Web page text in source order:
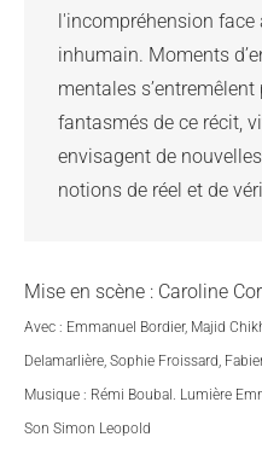
l'incompréhension face
inhumain. Moments
mentales
fantasmés de ce récit,
envisagent de
notions de réel et de
Mise en scène : Caroline
Avec : Emmanuel Bordier, Majid
Delamarlière, Sophie Froissard,
Musique : Rémi Boubal. Lumière
Son Simon Leopold